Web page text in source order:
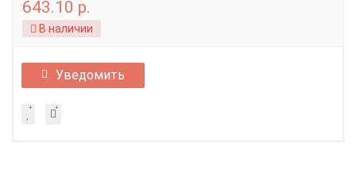
643.10 р.
В наличии
Уведомить